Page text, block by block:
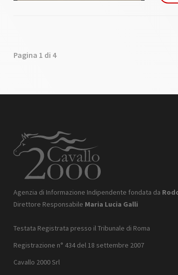
Pagina 1 di 4
Agenzia di Informazione Indipendente fondata da
Direttore Responsabile Maria Lucia Galli
Testata Registrata presso il Tribunale di Roma
Registrazione n° 434 del 18 settembre 2007
Cavallo 2000 Srl